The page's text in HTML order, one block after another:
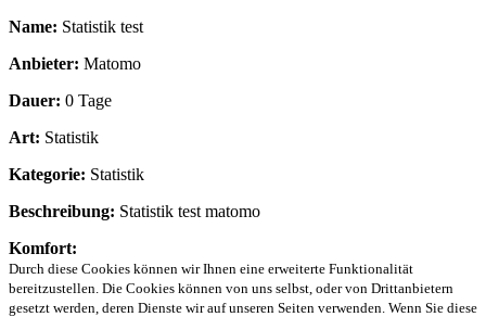
Name: Statistik test
Anbieter: Matomo
Dauer: 0 Tage
Art: Statistik
Kategorie: Statistik
Beschreibung: Statistik test matomo
Komfort:
Durch diese Cookies können wir Ihnen eine erweiterte Funktionalität
bereitzustellen. Die Cookies können von uns selbst, oder von Drittanbietern
gesetzt werden, deren Dienste wir auf unseren Seiten verwenden. Wenn Sie diese